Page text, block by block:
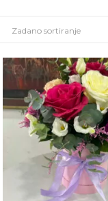
Zadano sortiranje